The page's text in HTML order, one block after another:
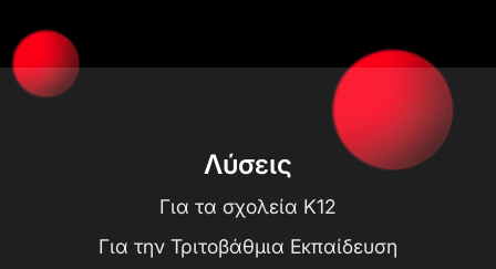
Λύσεις
Για τα σχολεία K12
Για την Τριτοβάθμια Εκπαίδευση